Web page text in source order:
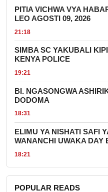
PITIA VICHWA VYA
LEO AGOSTI 09, 2026
21:18
SIMBA SC YAKUBALI
KENYA POLICE
19:21
BI. NGASONGWA
DODOMA
18:31
ELIMU YA NISHATI SAFI
WANANCHI UWAKA DAY
18:21
POPULAR READS